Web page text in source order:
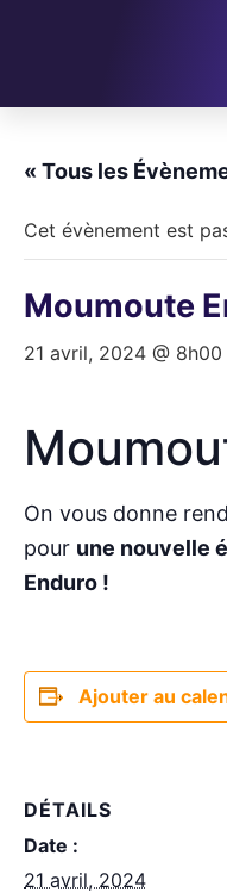
« Tous les
Cet évènement est
Moumoute
21 avril, 2024 @ 8h00
On vous donne
pour une nouvelle
Enduro !
Ajouter au
DÉTAILS
Date :
21 avril, 2024